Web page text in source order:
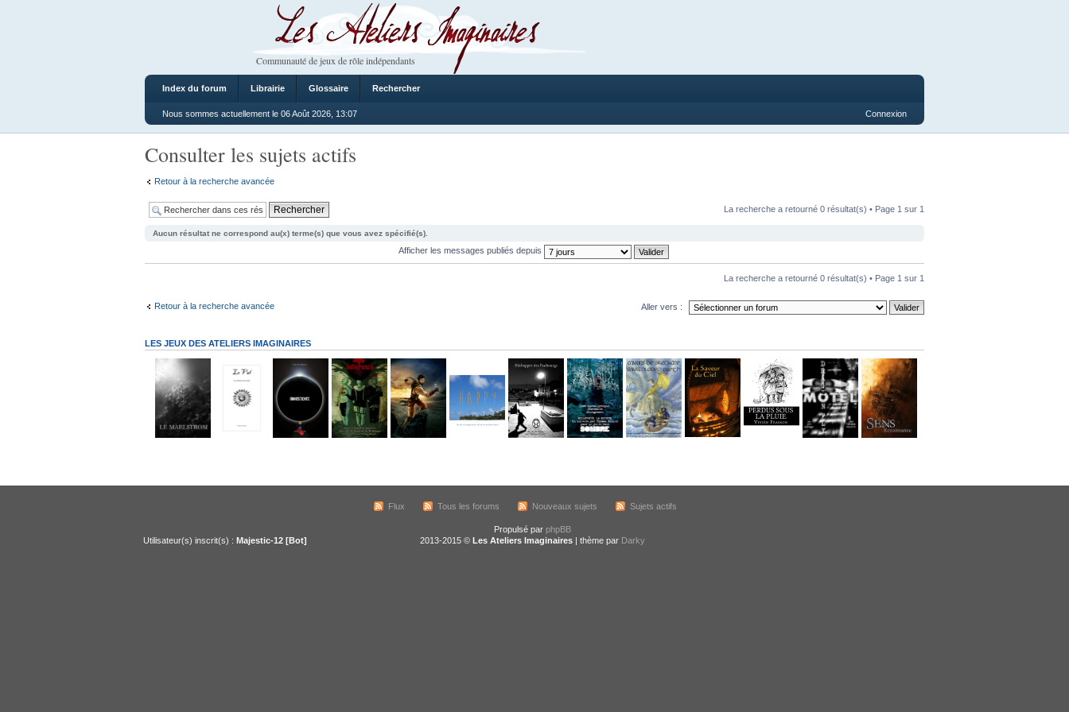
Les Ateliers Imaginaires
Communauté de jeux de rôle indépendants
Index du forum Librairie Glossaire Rechercher
Nous sommes actuellement le 06 Août 2026, 13:07 Connexion
Consulter les sujets actifs
Retour à la recherche avancée
La recherche a retourné 0 résultat(s) • Page 1 sur 1
Aucun résultat ne correspond au(x) terme(s) que vous avez spécifié(s).
Afficher les messages publiés depuis
La recherche a retourné 0 résultat(s) • Page 1 sur 1
Retour à la recherche avancée Aller vers :
LES JEUX DES ATELIERS IMAGINAIRES
Flux Tous les forums Nouveaux sujets Sujets actifs
Utilisateur(s) inscrit(s) : Majestic-12 [Bot]
Propulsé par phpBB
2013-2015 © Les Ateliers Imaginaires | thème par Darky